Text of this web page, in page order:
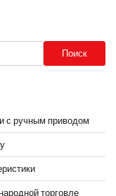
Поиск
с ручным приводом
торговле